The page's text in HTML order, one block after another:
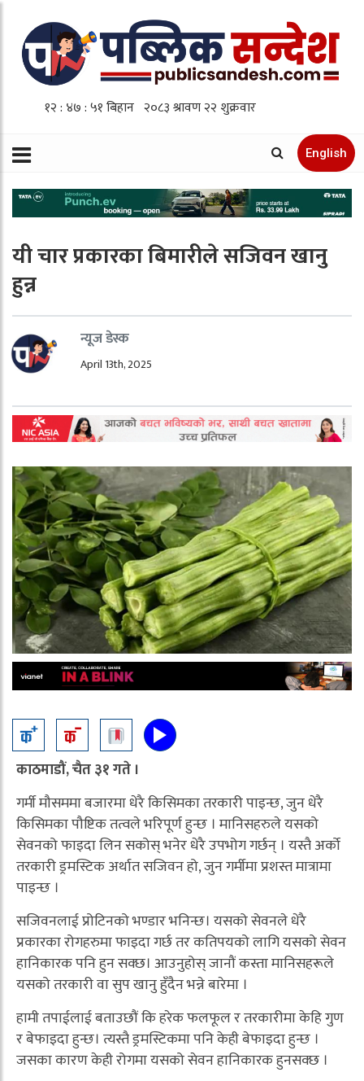
English
यी चार प्रकारका बिमारीले सजिवन खानु
हुन्न
न्यूज डेस्क
April 13th, 2025
काठमाडौं, चैत ३१ गते ।
गर्मी मौसममा बजारमा धेरै किसिमका तरकारी पाइन्छ, जुन धेरै
किसिमका पौष्टिक तत्वले भरिपूर्ण हुन्छ । मानिसहरुले यसको
सेवनको फाइदा लिन सकोस् भनेर धेरै उपभोग गर्छन् । यस्तै अर्को
तरकारी ड्रमस्टिक अर्थात सजिवन हो, जुन गर्मीमा प्रशस्त मात्रामा
पाइन्छ ।
सजिवनलाई प्रोटिनको भण्डार भनिन्छ। यसको सेवनले धेरै
प्रकारका रोगहरुमा फाइदा गर्छ तर कतिपयको लागि यसको सेवन
हानिकारक पनि हुन सक्छ। आउनुहोस् जानौं कस्ता मानिसहरूले
यसको तरकारी वा सुप खानु हुँदैन भन्ने बारेमा ।
हामी तपाईलाई बताउछौं कि हरेक फलफूल र तरकारीमा केहि गुण
र बेफाइदा हुन्छ। त्यस्तै ड्रमस्टिकमा पनि केही बेफाइदा हुन्छ ।
जसका कारण केही रोगमा यसको सेवन हानिकारक हुनसक्छ ।